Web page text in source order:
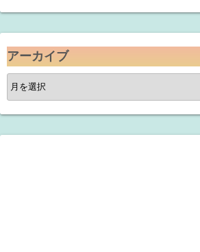
アーカイブ
ア
ー
カ
イ